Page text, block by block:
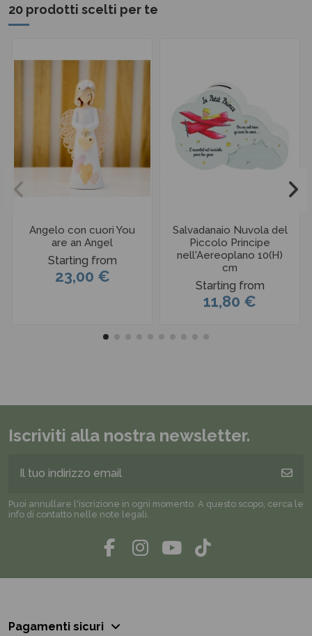
20 prodotti scelti per te
Angelo con cuori You
are an Angel
Starting from
23,00 €
Salvadanaio Nuvola del
Piccolo Principe
nell'Aereoplano 10(H)
cm
Starting from
11,80 €
Iscriviti alla nostra newsletter.
Puoi annullare l'iscrizione in ogni momento. A questo scopo, cerca le
info di contatto nelle note legali.
Pagamenti sicuri